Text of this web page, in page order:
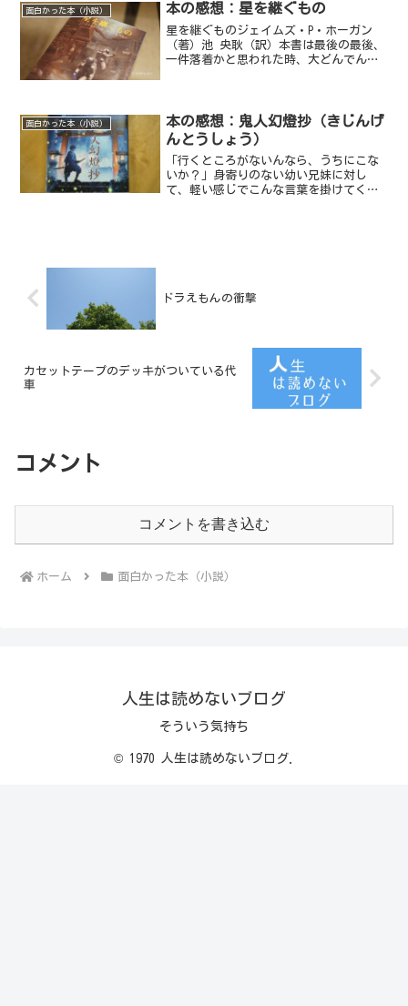
面白かった本（小説） 本の感想：星を継ぐもの
星を継ぐものジェイムズ・P・ホーガン
（著）池 央耿（訳）本書は最後の最後、
一件落着かと思われた時、大どんでん返
んでん返しは、本書最大...
面白かった本（小説）
本の感想：鬼人幻燈抄（きじんげ
んとうしょう）
「行くところがないんなら、うちにこな
いか？」身寄りのない幼い兄妹に対し
て、軽い感じでこんな言葉を掛けてくる
ドラえもんの衝撃
カセットテープのデッキがついている代
車
コメント
コメントを書き込む
ホーム 面白かった本（小説）
人生は読めないブログ
そういう気持ち
© 1970 人生は読めないブログ.